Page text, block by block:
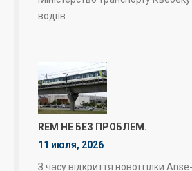
водіїв
REM НЕ БЕЗ ПРОБЛЕМ.
11 июля, 2026
З часу відкриття нової гілки